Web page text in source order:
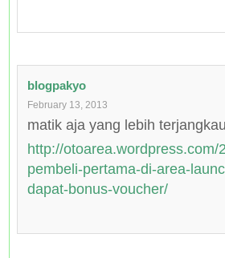
blogpakyo
February 13, 2013
matik aja yang lebih
http://otoarea.wordpress.com/
pembeli-pertama-di-area-
dapat-bonus-voucher/